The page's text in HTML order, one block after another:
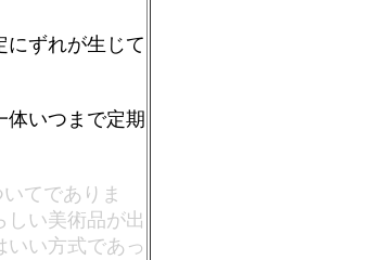
ずれが生じて
いつまで定期
てでありま
い美術品が出
い方式であっ